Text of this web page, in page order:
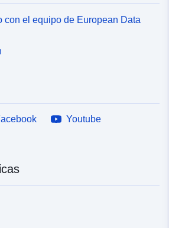
con el equipo de European Data
Youtube